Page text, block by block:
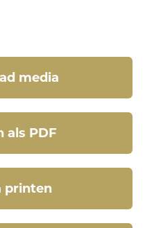
media
als PDF
printen